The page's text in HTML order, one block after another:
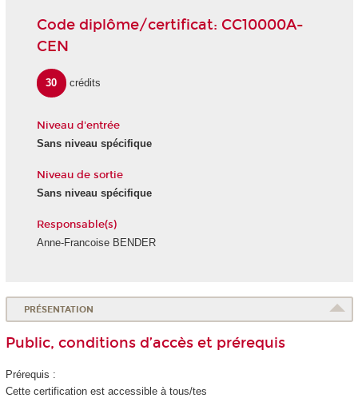
Code diplôme/certificat: CC10000A-
CEN
30 crédits
Niveau d'entrée
Sans niveau spécifique
Niveau de sortie
Sans niveau spécifique
Responsable(s)
Anne-Francoise BENDER
PRÉSENTATION
Public, conditions d’accès et prérequis
Prérequis :
Cette certification est accessible à tous/tes